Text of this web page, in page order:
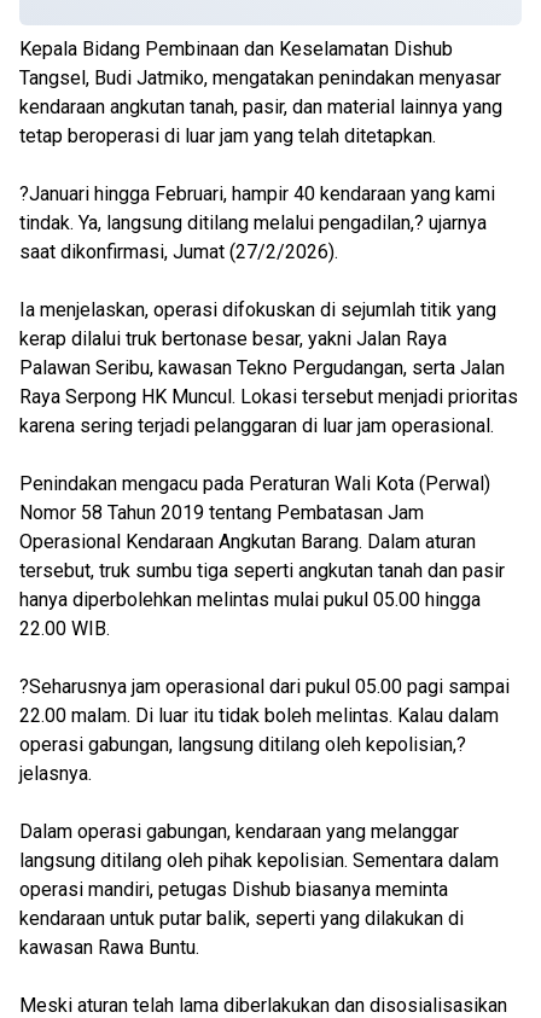
Kepala Bidang Pembinaan dan Keselamatan Dishub
Tangsel, Budi Jatmiko, mengatakan penindakan menyasar
kendaraan angkutan tanah, pasir, dan material lainnya yang
tetap beroperasi di luar jam yang telah ditetapkan.
?Januari hingga Februari, hampir 40 kendaraan yang kami
tindak. Ya, langsung ditilang melalui pengadilan,? ujarnya
saat dikonfirmasi, Jumat (27/2/2026).
Ia menjelaskan, operasi difokuskan di sejumlah titik yang
kerap dilalui truk bertonase besar, yakni Jalan Raya
Palawan Seribu, kawasan Tekno Pergudangan, serta Jalan
Raya Serpong HK Muncul. Lokasi tersebut menjadi prioritas
karena sering terjadi pelanggaran di luar jam operasional.
Penindakan mengacu pada Peraturan Wali Kota (Perwal)
Nomor 58 Tahun 2019 tentang Pembatasan Jam
Operasional Kendaraan Angkutan Barang. Dalam aturan
tersebut, truk sumbu tiga seperti angkutan tanah dan pasir
hanya diperbolehkan melintas mulai pukul 05.00 hingga
22.00 WIB.
?Seharusnya jam operasional dari pukul 05.00 pagi sampai
22.00 malam. Di luar itu tidak boleh melintas. Kalau dalam
operasi gabungan, langsung ditilang oleh kepolisian,?
jelasnya.
Dalam operasi gabungan, kendaraan yang melanggar
langsung ditilang oleh pihak kepolisian. Sementara dalam
operasi mandiri, petugas Dishub biasanya meminta
kendaraan untuk putar balik, seperti yang dilakukan di
kawasan Rawa Buntu.
Meski aturan telah lama diberlakukan dan disosialisasikan